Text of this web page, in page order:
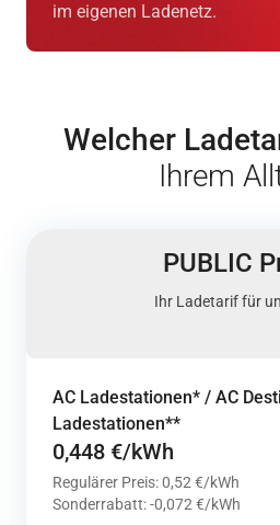
im eigenen Ladenetz.
Welcher
Ihrem
PUBLIC
Ihr Ladetarif für
AC Ladestationen* / AC
Ladestationen**
0,448 €/kWh
Regulärer Preis: 0,52 €/kWh
Sonderrabatt: -0,072 €/kWh